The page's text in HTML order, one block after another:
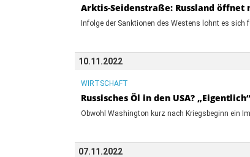
Arktis-Seidenstraße: Russland öffnet
Infolge der Sanktionen des Westens lohnt es
10.11.2022
WIRTSCHAFT
Russisches Öl in den USA?
Obwohl Washington kurz nach Kriegsbeginn ein
07.11.2022